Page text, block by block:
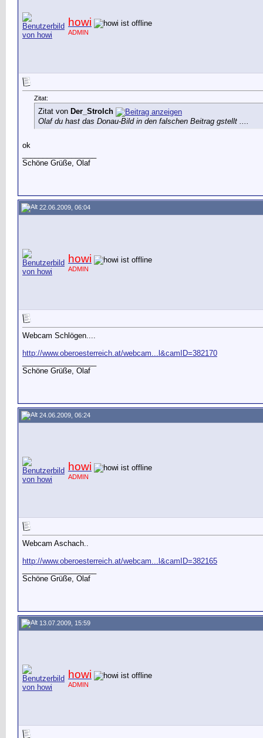
howi
ADMIN
Zitat:
Zitat von Der_Strolch
Olaf du hast das Donau-Bild in den falschen Beitrag gstellt ....
ok
Schöne Grüße, Olaf
22.06.2009, 06:04
howi
ADMIN
Webcam Schlögen....
http://www.oberoesterreich.at/webcam...l&camID=382170
Schöne Grüße, Olaf
24.06.2009, 06:24
howi
ADMIN
Webcam Aschach..
http://www.oberoesterreich.at/webcam...l&camID=382165
Schöne Grüße, Olaf
13.07.2009, 15:59
howi
ADMIN